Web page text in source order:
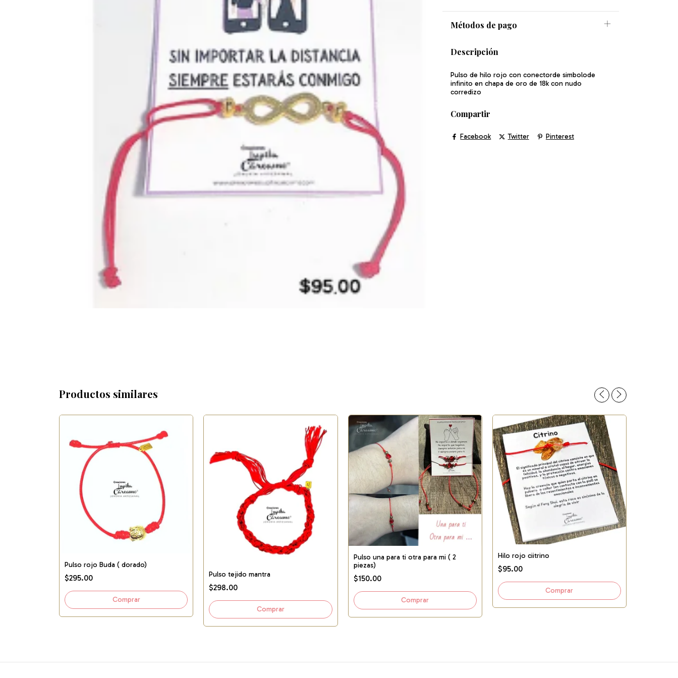
Métodos de pago
Descripción
Pulso de hilo rojo con conectorde simbolode
infinito en chapa de oro de 18k con nudo
corredizo
Compartir
Facebook Twitter Pinterest
Productos similares
Pulso rojo Buda ( dorado)
$295.00 Pulso tejido mantra
$298.00
Pulso una para ti otra para mi ( 2
piezas)
$150.00
Hilo rojo ciitrino
$95.00